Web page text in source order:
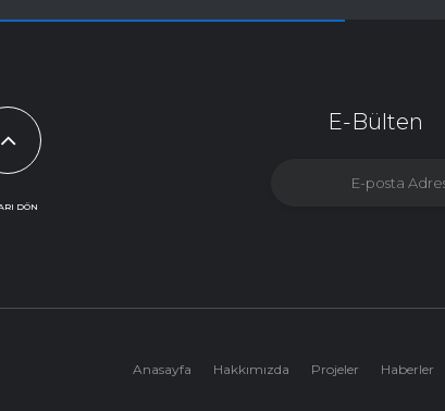
DÖN
E-Bülten
Anasayfa Hakkımızda Projeler Haberler